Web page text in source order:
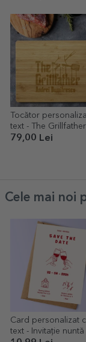
Tocător
text - The Grillfather
79,00 Lei
Cele mai noi
Card personalizat
text - Invitație nuntă